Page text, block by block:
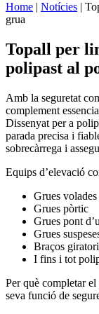
Home | Notícies |
grua
Topall per
polipast al
Amb la seguretat
complement
Dissenyat per a
parada precisa i
sobrecàrrega i
Equips d’elevació
Grues volades
Grues pòrtic
Grues pont
Grues
Braços
I fins i tot
Per què completar
seva funció de